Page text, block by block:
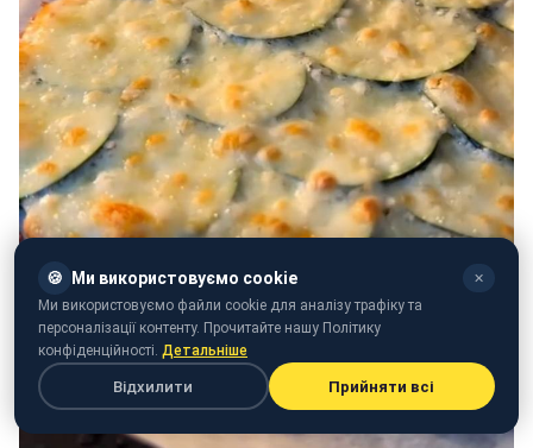
🍪 Ми використовуємо cookie ✕
Ми використовуємо файли cookie для аналізу трафіку та
персоналізації контенту. Прочитайте нашу Політику
конфіденційності. Детальніше
Відхилити Прийняти всі